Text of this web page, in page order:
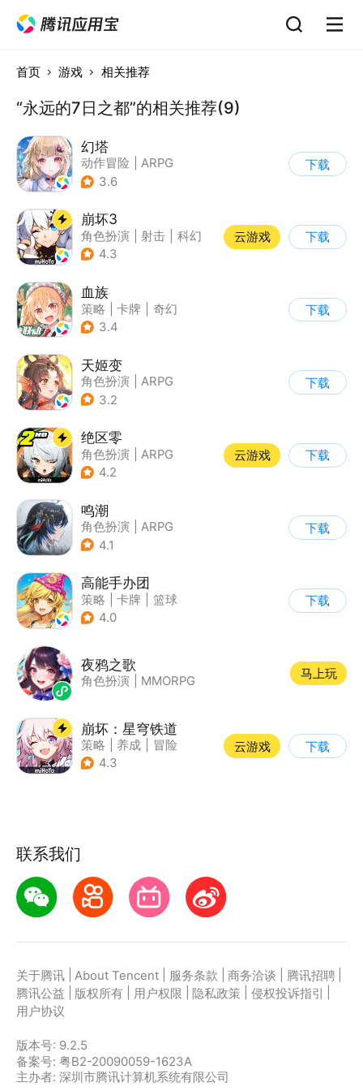
首页 游戏 相关推荐
“永远的7日之都”的相关推荐(9)
幻塔
动作冒险
ARPG
| 奇幻
3.6
下载
崩坏3
角色扮演 射击
科幻
| 崩坏
4.3
云游戏 下载
血族
策略 卡牌
奇幻
| 血族
3.4
下载
天姬变
角色扮演
ARPG
| 奇幻
3.2
下载
绝区零
角色扮演
ARPG
| 冒险
4.2
云游戏 下载
鸣潮
角色扮演
ARPG
| 冒险
4.1
下载
高能手办团
策略 卡牌
篮球
| 美少女
4.0
下载
夜鸦之歌
角色扮演 MMORPG
马上玩
崩坏：星穹铁道
策略 养成
冒险
| 崩坏
4.3
云游戏 下载
联系我们
关于腾讯 About Tencent 服务条款 商务洽谈 腾讯招聘
腾讯公益
版权所有 用户权限 隐私政策 侵权投诉指引
用户协议
版本号: 9.2.5
备案号: 粤B2-20090059-1623A
主办者: 深圳市腾讯计算机系统有限公司